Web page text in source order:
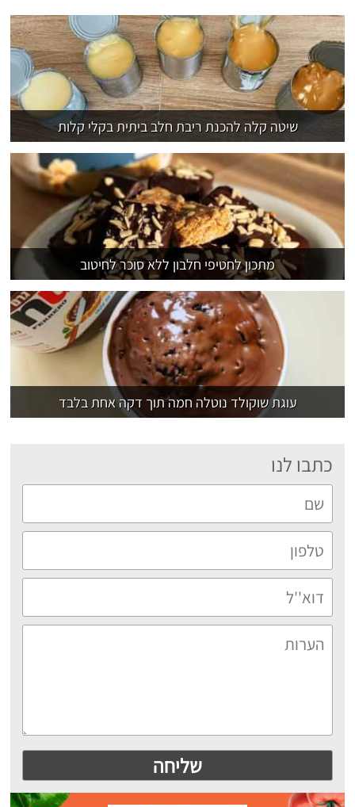
שיטה קלה להכנת ריבת חלב ביתית בקלי קלות
מתכון לחטיפי חלבון ללא סוכר לחיטוב
עוגת שוקולד נוטלה חמה תוך דקה אחת בלבד
כתבו לנו